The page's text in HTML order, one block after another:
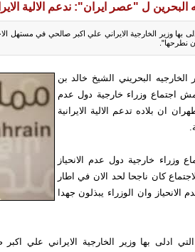
البحرين ل "عصر ايران": ندعم الالية
بها وزير الخارجية الايراني علي اكبر صالحي في مستهل
نطرحها".
البحريني الشيخ خالد بن
اجتماع وزراء خارجية دول عدم
ان بلاده تدعم الالية الايرانية
وزراء خارجية دول عدم الانحياز
كان ناجحا لحد الان في اطار
وان الوزراء يبذلون جهدا
ادلى بها وزير الخارجية الايراني علي